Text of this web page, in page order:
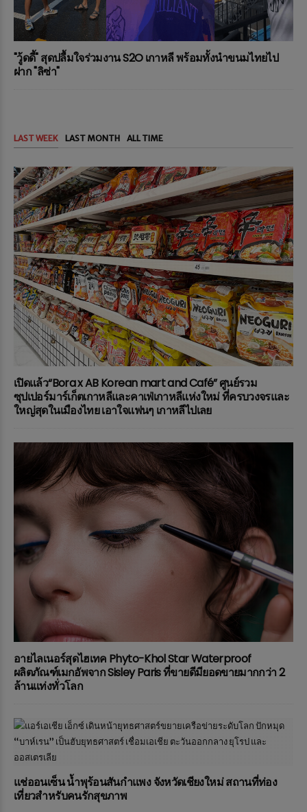
"วู้ดดี้" สุดปลื้มใจร่วมงาน S2O เกาหลี พร้อมทั้งนำขนมไทยไป
ฝาก "ลิซ่า"
LAST WEEK LAST MONTH ALL TIME
เปิดแล้ว“Bora x AB Korean mart and Café” ศูนย์รวม
ซุปเปอร์มาร์เก็ตเกาหลีและคาเฟ่เกาหลีแห่งใหม่ ที่ครบวงจรและ
ใหญ่สุดในเมืองไทย เอาใจแฟนๆ เกาหลีไปเลย
อายไลเนอร์สุดไฮเทค Phyto-Khol Star Waterproof
ผลิตภัณฑ์เมกอัพจาก Sisley Paris ที่ขายดีมียอดขายมากกว่า 2
ล้านแท่งทั่วโลก
แช่ออนเซ็น น้ำพุร้อนสันกำแพง จังหวัดเชียงใหม่ สถานที่ท่อง
เที่ยวสำหรับคนรักสุขภาพ